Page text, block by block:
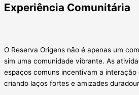
Experiência Comunitária
O Reserva Origens não é apenas um
sim uma comunidade vibrante. As
espaços comuns incentivam a interação
criando laços fortes e amizades